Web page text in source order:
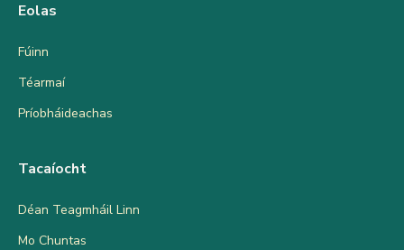
Eolas
Fúinn
Téarmaí
Príobháideachas
Tacaíocht
Déan Teagmháil Linn
Mo Chuntas